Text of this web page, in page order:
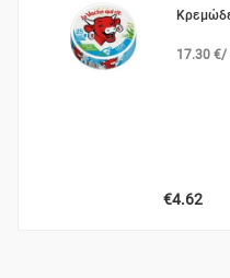
17.30 €/
€4.62